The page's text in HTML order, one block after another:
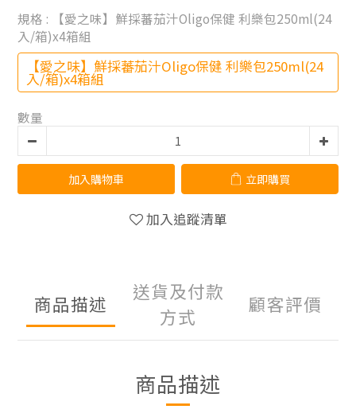
規格 : 【愛之味】鮮採蕃茄汁Oligo保健 利樂包250ml(24
入/箱)x4箱組
【愛之味】鮮採蕃茄汁Oligo保健 利樂包250ml(24
入/箱)x4箱組
數量
加入購物車 立即購買
加入追蹤清單
商品描述
送貨及付款
方式
顧客評價
商品描述